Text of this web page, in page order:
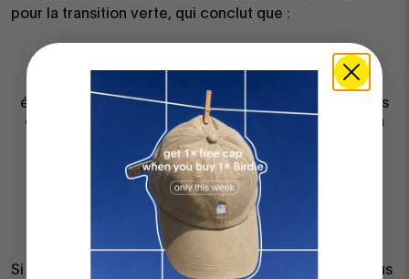
pour la transition verte, qui conclut que :
« (...) même les nouveaux foyers non seulement
émettent de grandes quantités de particules nocives
dans la cheminée, mais émettent également jusqu'à
115 000 particules ultrafines par centimètre cube à
l'intérieur après trois heures de combustion. En
comparaison, entre 10 000 et 35 000 particules
ultrafines ont été mesurées sur le boulevard HC
Andersen à Copenhague. »
Si vous souhaitez un bon environnement intérieur, vous